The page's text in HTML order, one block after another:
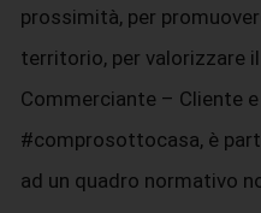
prossimità, per
territorio, per valorizzare
Commerciante – Cliente
#comprosottocasa, è
ad un quadro normativo